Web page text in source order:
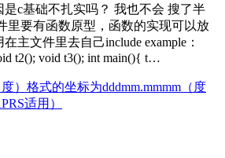
c基础不扎实吗？ 我也不会 搜了半
里要有函数原型，函数的实现可以放
主文件里去自己include example：
t2(); void t3(); int main(){ t…
）格式的坐标为dddmm.mmmm（度
适用）